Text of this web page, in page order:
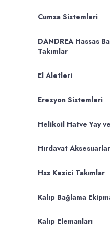
Cumsa Sistemleri
DANDREA Hassas
Takımlar
El Aletleri
Erezyon Sistemleri
Helikoil Hatve Yay
Hırdavat
Hss Kesici Takımlar
Kalıp Bağlama
Kalıp Elemanları